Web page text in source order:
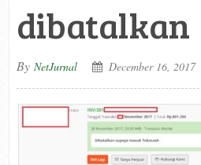
dibatalkan
By NetJurnal December 16, 2017